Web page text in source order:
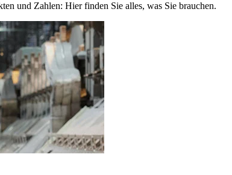
und Zahlen: Hier finden Sie alles, was Sie brauchen.